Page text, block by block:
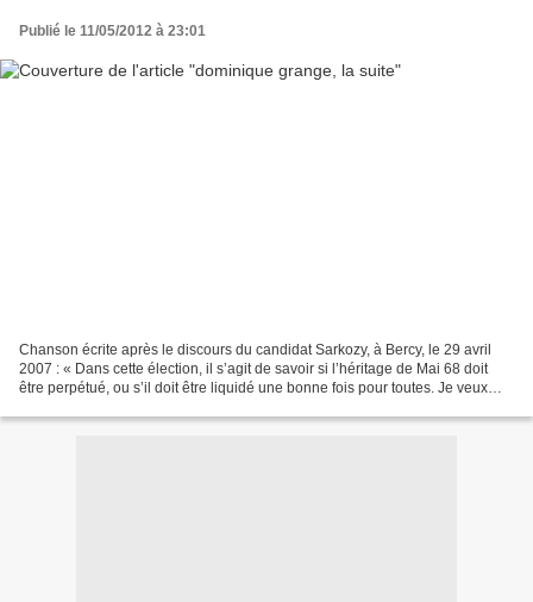
Publié le 11/05/2012 à 23:01
Chanson écrite après le discours du candidat Sarkozy, à Bercy, le 29 avril
2007 : « Dans cette élection, il s’agit de savoir si l’héritage de Mai 68 doit
être perpétué, ou s’il doit être liquidé une bonne fois pour toutes. Je veux